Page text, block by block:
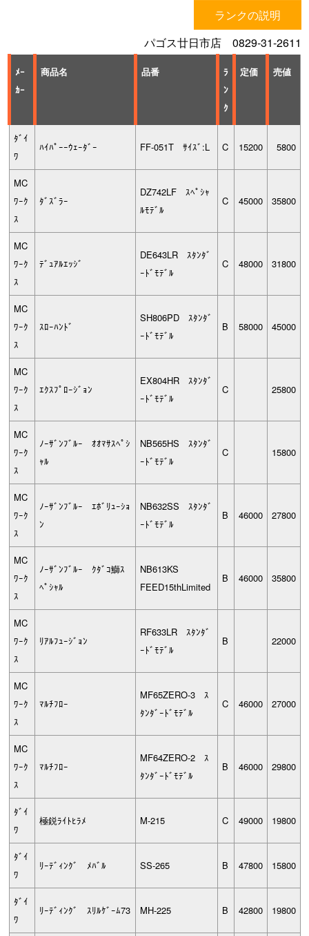
ランクの説明
パゴス廿日市店 0829-31-2611
ﾒｰ
ｶｰ
商品名 品番
ﾗ
ﾝ
ｸ
定価 売値
ﾀﾞｲ
ﾜ
ﾊｲﾊﾟｰｰｳｪｰﾀﾞｰ FF-051T ｻｲｽﾞ:L C 15200 5800
MC
ﾜｰｸ
ｽ
ﾀﾞｽﾞﾗｰ
DZ742LF ｽﾍﾟｼｬ
ﾙﾓﾃﾞﾙ
C 45000 35800
MC
ﾜｰｸ
ｽ
ﾃﾞｭｱﾙｴｯｼﾞ
DE643LR ｽﾀﾝﾀﾞ
ｰﾄﾞﾓﾃﾞﾙ
C 48000 31800
MC
ﾜｰｸ
ｽ
ｽﾛｰﾊﾝﾄﾞ
SH806PD ｽﾀﾝﾀﾞ
ｰﾄﾞﾓﾃﾞﾙ
B 58000 45000
MC
ﾜｰｸ
ｽ
ｴｸｽﾌﾟﾛｰｼﾞｮﾝ
EX804HR ｽﾀﾝﾀﾞ
ｰﾄﾞﾓﾃﾞﾙ
C 25800
MC
ﾜｰｸ
ｽ
ﾉｰｻﾞﾝﾌﾞﾙｰ ｵｵﾏｻｽﾍﾟｼ
ｬﾙ
NB565HS ｽﾀﾝﾀﾞ
ｰﾄﾞﾓﾃﾞﾙ
C 15800
MC
ﾜｰｸ
ｽ
ﾉｰｻﾞﾝﾌﾞﾙｰ ｴﾎﾞﾘｭｰｼｮ
ﾝ
NB632SS ｽﾀﾝﾀﾞ
ｰﾄﾞﾓﾃﾞﾙ
B 46000 27800
MC
ﾜｰｸ
ｽ
ﾉｰｻﾞﾝﾌﾞﾙｰ ｸﾀﾞｺ鰤ｽ
ﾍﾟｼｬﾙ
NB613KS
FEED15thLimited
B 46000 35800
MC
ﾜｰｸ
ｽ
ﾘｱﾙﾌｭｰｼﾞｮﾝ
RF633LR ｽﾀﾝﾀﾞ
ｰﾄﾞﾓﾃﾞﾙ
B 22000
MC
ﾜｰｸ
ｽ
ﾏﾙﾁﾌﾛｰ
MF65ZERO-3 ｽ
ﾀﾝﾀﾞｰﾄﾞﾓﾃﾞﾙ
C 46000 27000
MC
ﾜｰｸ
ｽ
ﾏﾙﾁﾌﾛｰ
MF64ZERO-2 ｽ
ﾀﾝﾀﾞｰﾄﾞﾓﾃﾞﾙ
B 46000 29800
ﾀﾞｲ
ﾜ
極鋭ﾗｲﾄﾋﾗﾒ M-215 C 49000 19800
ﾀﾞｲ
ﾜ
ﾘｰﾃﾞｨﾝｸﾞ ﾒﾊﾞﾙ SS-265 B 47800 15800
ﾀﾞｲ
ﾜ
ﾘｰﾃﾞｨﾝｸﾞ ｽﾘﾙｹﾞｰﾑ73 MH-225 B 42800 19800